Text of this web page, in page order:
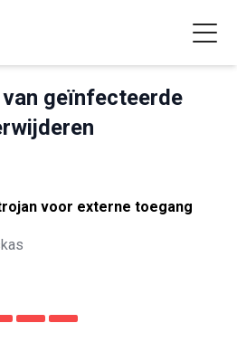
geïnfecteerde
voor externe toegang